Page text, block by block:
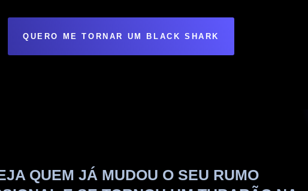
QUERO ME TORNAR UM BLACK SHARK
QUEM JÁ MUDOU O SEU RUMO